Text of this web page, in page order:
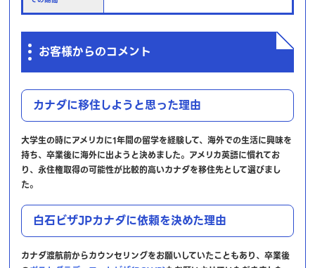
お客様からのコメント
カナダに移住しようと思った理由
大学生の時にアメリカに1年間の留学を経験して、海外での生活に興味を
持ち、卒業後に海外に出ようと決めました。アメリカ英語に慣れてお
り、永住権取得の可能性が比較的高いカナダを移住先として選びまし
た。
白石ビザJPカナダに依頼を決めた理由
カナダ渡航前からカウンセリングをお願いしていたこともあり、卒業後